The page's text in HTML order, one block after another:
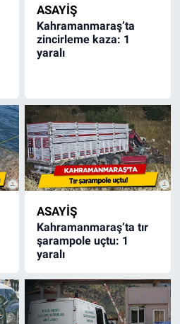
ASAYİŞ
Kahramanmaraş’ta
zincirleme kaza: 1
yaralı
ASAYİŞ
Kahramanmaraş’ta tır
şarampole uçtu: 1
yaralı